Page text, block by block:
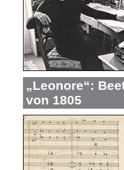
„Leonore“:
von 1805